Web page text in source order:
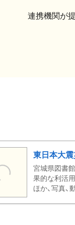
連携機関が
東日本大
宮城県図書
果的な利活
ほか、写真、